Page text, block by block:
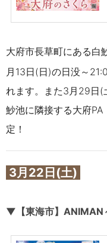
大府市長草町にある白
月13日(日)の日没～
れます。また3月29日
魦池に隣接する大府
定！
3月22日(土)
▼【東海市】ANIMAN